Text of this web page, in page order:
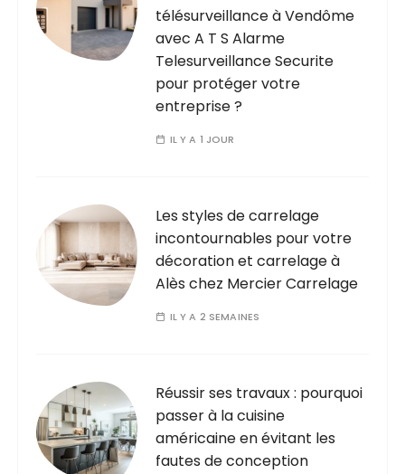
télésurveillance à Vendôme
avec A T S Alarme
Telesurveillance Securite
pour protéger votre
entreprise ?
IL Y A 1 JOUR
Les styles de carrelage
incontournables pour votre
décoration et carrelage à
Alès chez Mercier Carrelage
IL Y A 2 SEMAINES
Réussir ses travaux : pourquoi
passer à la cuisine
américaine en évitant les
fautes de conception